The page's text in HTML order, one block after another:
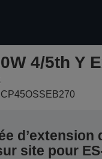
4/5th Y
d’extension
site pour